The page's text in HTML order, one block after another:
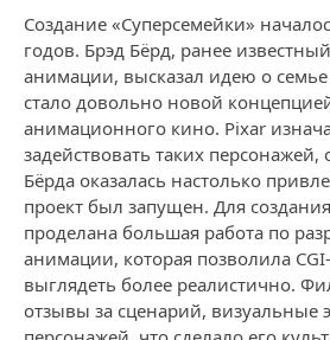
Создание «Суперсемейки»
годов. Брэд Бёрд, ранее
анимации, высказал идею о семье
стало довольно новой
анимационного кино. Pixar
задействовать таких
Бёрда оказалась настолько
проект был запущен. Для
проделана большая работа по
анимации, которая позволила
выглядеть более реалистично.
отзывы за сценарий, визуальные